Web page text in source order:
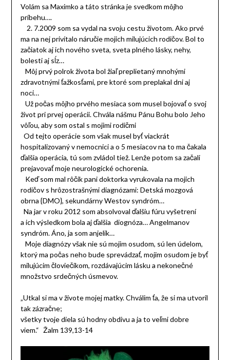
Volám sa Maximko a táto stránka je svedkom môjho
príbehu….
2. 7.2009 som sa vydal na svoju cestu životom. Ako prvé
ma na nej privítalo náručie mojich milujúcich rodičov. Bol to
začiatok aj ich nového sveta, sveta plného lásky, nehy,
bolesti aj sĺz…
Môj prvý polrok života bol žiaľ preplietaný mnohými
zdravotnými ťažkosťami, pre ktoré som preplakal dni aj
noci…
Už počas môjho prvého mesiaca som musel bojovať o svoj
život pri prvej operácii. Chvála nášmu Pánu Bohu bolo Jeho
vôľou, aby som ostal s mojimi rodičmi
Od tejto operácie som však musel byť viackrát
hospitalizovaný v nemocnici a o 5 mesiacov na to ma čakala
ďalšia operácia, tú som zvládol tiež. Lenže potom sa začali
prejavovať moje neurologické ochorenia.
Keď som mal rôčik pani doktorka vyrukovala na mojich
rodičov s hrôzostrašnými diagnózami: Detská mozgová
obrna {DMO}, sekundárny Westov syndróm…
Na jar v roku 2012 som absolvoval ďalšiu fúru vyšetrení
a ich výsledkom bola aj ďalšia diognóza… Angelmanov
syndróm. Áno, ja som anjelik…
Moje diagnózy však nie sú mojim osudom, sú len údelom,
ktorý ma počas neho bude sprevádzať, mojim osudom je byť
milujúcim človiečikom, rozdávajúcim lásku a nekonečné
množstvo srdečných úsmevov.
„Utkal si ma v živote mojej matky. Chválim ťa, že si ma utvoril
tak zázračne;
všetky tvoje diela sú hodny obdivu a ja to veľmi dobre
viem.“ Žalm 139,13-14